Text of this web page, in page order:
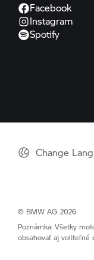
Facebook
Instagram
Spotify
Change
© BMW AG 2026
Poznámka: Všetky
obsahovať aj voliteľné